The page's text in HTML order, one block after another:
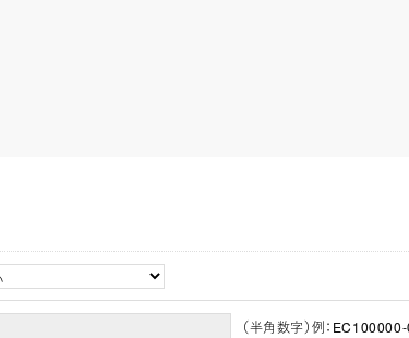
（半角数字）例：